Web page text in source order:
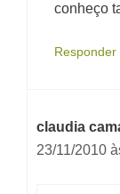
conheço
Responder
claudia
23/11/2010